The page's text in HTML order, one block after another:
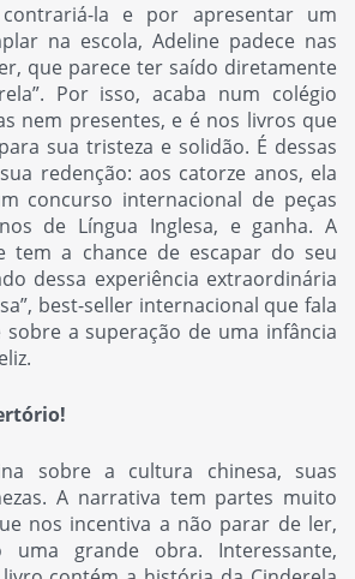
la e por apresentar um
na escola, Adeline padece nas
que parece ter saído diretamente
Por isso, acaba num colégio
nem presentes, e é nos livros que
sua tristeza e solidão. É dessas
redenção: aos catorze anos, ela
concurso internacional de peças
de Língua Inglesa, e ganha. A
tem a chance de escapar do seu
dessa experiência extraordinária
best-seller internacional que fala
sobre a superação de uma infância
sobre a cultura chinesa, suas
A narrativa tem partes muito
nos incentiva a não parar de ler,
grande obra. Interessante,